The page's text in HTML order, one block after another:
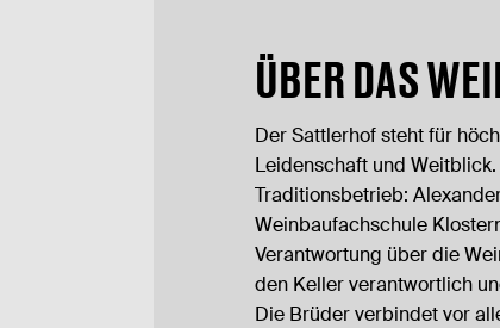
ÜBER DAS
Der Sattlerhof steht für
Leidenschaft und
Traditionsbetrieb:
Weinbaufachschule
Verantwortung über die
den Keller verantwortlich
Die Brüder verbindet vor